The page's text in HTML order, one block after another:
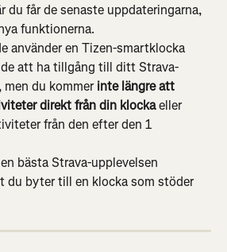
du får de senaste uppdateringarna,
funktionerna.
använder en Tizen-smartklocka
att ha tillgång till ditt Strava-
du kommer inte längre att
direkt från din klocka eller
från den efter den 1
bästa Strava-upplevelsen
du byter till en klocka som stöder